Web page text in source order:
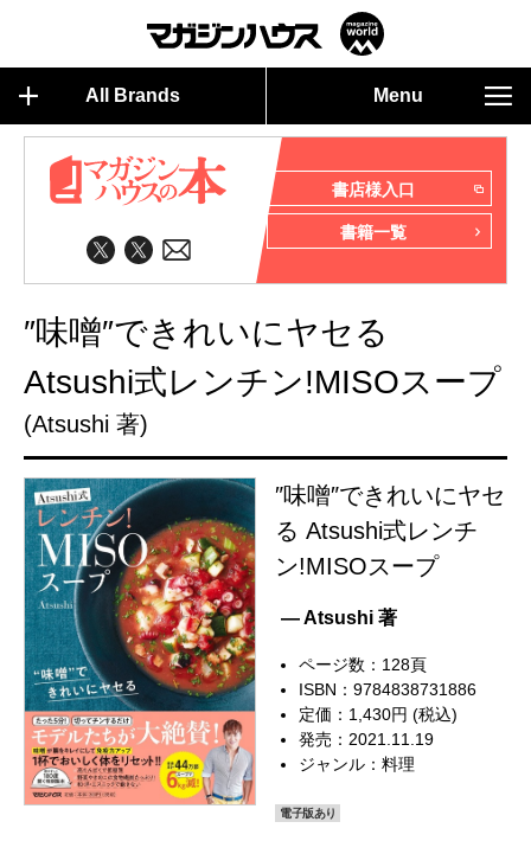
All Brands Menu
書店様入口
書籍一覧
″味噌″できれいにヤセる
Atsushi式レンチン!MISOスープ
(Atsushi 著)
″味噌″できれいにヤセ
る Atsushi式レンチ
ン!MISOスープ
— Atsushi 著
ページ数：128頁
ISBN：9784838731886
定価：1,430円 (税込)
発売：2021.11.19
ジャンル：料理
電子版あり